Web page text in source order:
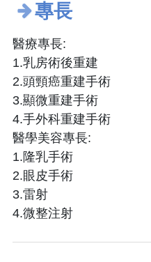
專長
醫療專長:
1.乳房術後重建
2.頭頸癌重建手術
3.顯微重建手術
4.手外科重建手術
醫學美容專長:
1.隆乳手術
2.眼皮手術
3.雷射
4.微整注射